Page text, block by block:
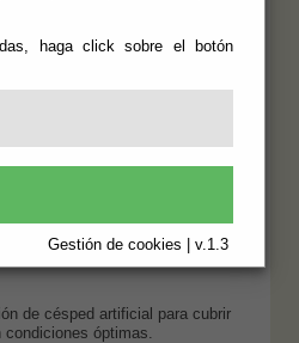
haga click sobre el botón
Gestión de cookies | v.1.3
del comedor y la cocina del
por las humedades con lámina
toda la superficie de la cubierta,
Las zonas donde se aplicará
en profundidad para eliminar
de césped artificial para cubrir
óptimas.